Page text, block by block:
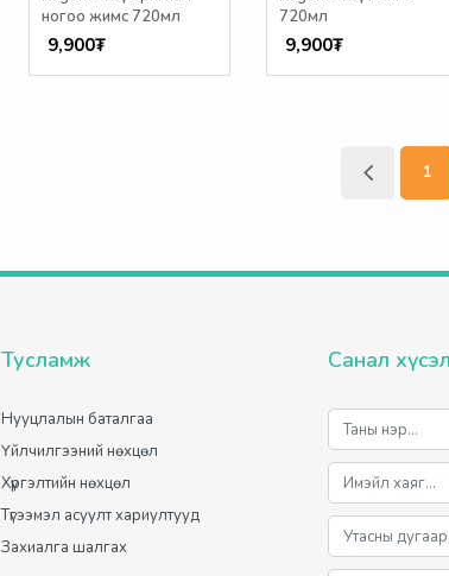
ногоо жимс 720мл
9,900₮
720мл
9,900₮
1
Тусламж
Нууцлалын баталгаа
Үйлчилгээний нөхцөл
Хүргэлтийн нөхцөл
Түгээмэл асуулт хариултууд
Захиалга шалгах
Санал